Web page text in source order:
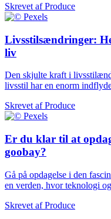
Skrevet afProduce
Livsstilsændringer:
liv
Den skjulte kraft i
livsstil har en enorm
Skrevet afProduce
Er du klar til at
goobay?
Gå på opdagelse i den
en verden, hvor teknologi
Skrevet afProduce